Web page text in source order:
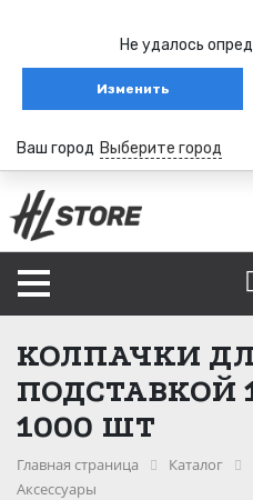
Не удалось
Изменить
Ваш город Выберите город
КОЛПАЧКИ
ПОДСТАВКОЙ
1000 ШТ
Главная страница Каталог
Аксессуары